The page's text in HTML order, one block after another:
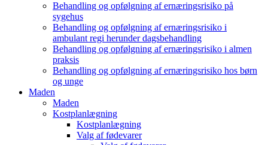
Behandling og opfølgning af ernæringsrisiko på
sygehus
Behandling og opfølgning af ernæringsrisiko i
ambulant regi herunder dagsbehandling
Behandling og opfølgning af ernæringsrisiko i almen
praksis
Behandling og opfølgning af ernæringsrisiko hos børn
og unge
Maden
Maden
Kostplanlægning
Kostplanlægning
Valg af fødevarer